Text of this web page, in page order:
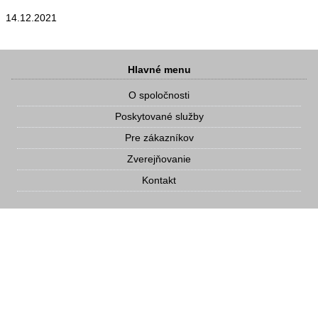
14.12.2021
Hlavné menu
O spoločnosti
Poskytované služby
Pre zákazníkov
Zverejňovanie
Kontakt